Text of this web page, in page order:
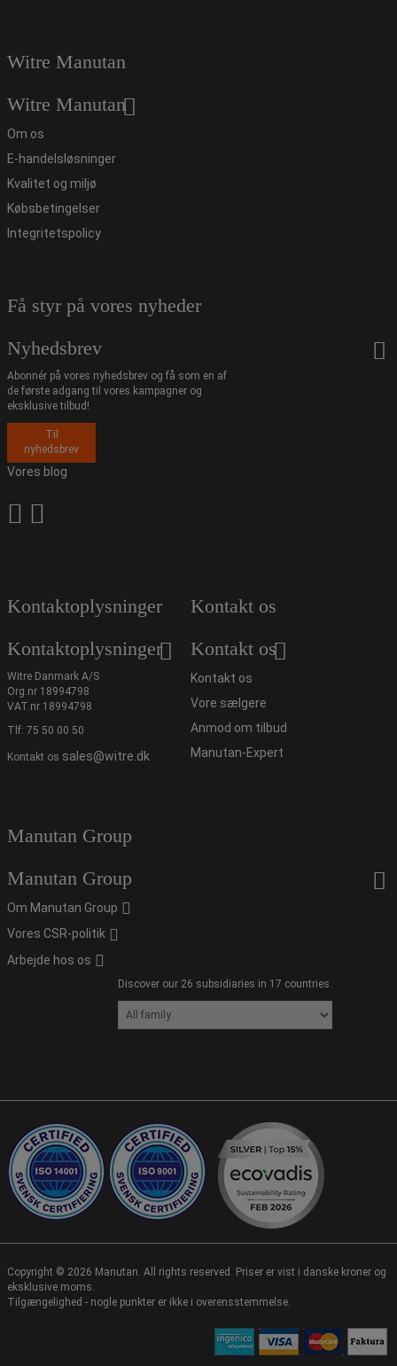
Witre Manutan
Witre Manutan
Om os
E-handelsløsninger
Kvalitet og miljø
Købsbetingelser
Integritetspolicy
Få styr på vores nyheder
Nyhedsbrev
Abonnér på vores nyhedsbrev og få som en af
de første adgang til vores kampagner og
eksklusive tilbud!
Til
nyhedsbrev
Vores blog
Kontaktoplysninger
Kontaktoplysninger
Witre Danmark A/S
Org.nr 18994798
VAT.nr 18994798
Tlf: 75 50 00 50
Kontakt os sales@witre.dk
Kontakt os
Kontakt os
Kontakt os
Vore sælgere
Anmod om tilbud
Manutan-Expert
Manutan Group
Manutan Group
Om Manutan Group
Vores CSR-politik
Arbejde hos os
Discover our 26 subsidiaries in 17 countries.
Copyright © 2026 Manutan. All rights reserved. Priser er vist i danske kroner og
eksklusive moms.
Tilgængelighed - nogle punkter er ikke i overensstemmelse.